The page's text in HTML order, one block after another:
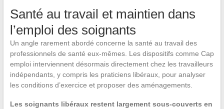
Santé au travail et maintien dans
l’emploi des soignants
Un angle rarement abordé concerne la santé au travail des
professionnels de santé eux-mêmes. Les dispositifs comme Cap
emploi interviennent désormais directement chez les travailleurs
indépendants, y compris les praticiens libéraux, pour analyser
les conditions d’exercice et proposer des aménagements.
Les soignants libéraux restent largement sous-couverts en